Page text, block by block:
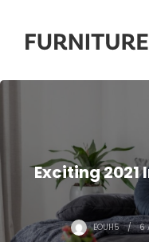
Exciting 2021
EOUH5 6